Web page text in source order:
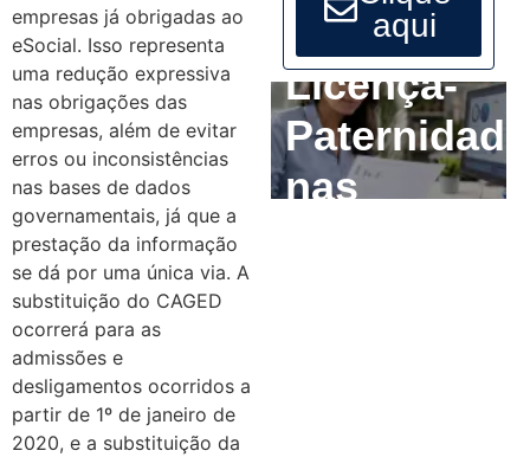
empresas já obrigadas ao
eSocial. Isso representa
uma redução expressiva
nas obrigações das
empresas, além de evitar
erros ou inconsistências
nas bases de dados
governamentais, já que a
prestação da informação
se dá por uma única via. A
substituição do CAGED
ocorrerá para as
admissões e
desligamentos ocorridos a
partir de 1º de janeiro de
2020, e a substituição da
aqui
Licença-
Paternidade
nas